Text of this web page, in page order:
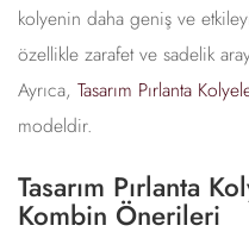
kolyenin daha geniş ve
özellikle zarafet ve sadelik
Ayrıca, Tasarım Pırlanta
modeldir.
Tasarım Pırlanta
Kombin Önerileri